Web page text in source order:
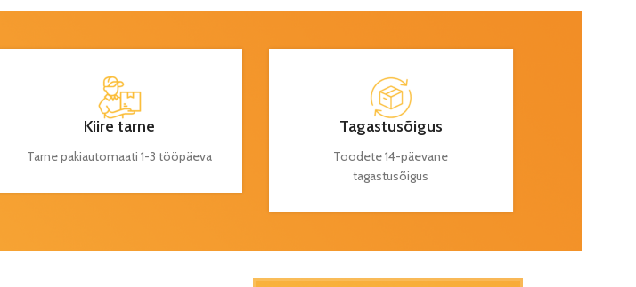
Kiire tarne
Tarne pakiautomaati 1-3 tööpäeva
Tagastusõigus
Toodete 14-päevane
tagastusõigus